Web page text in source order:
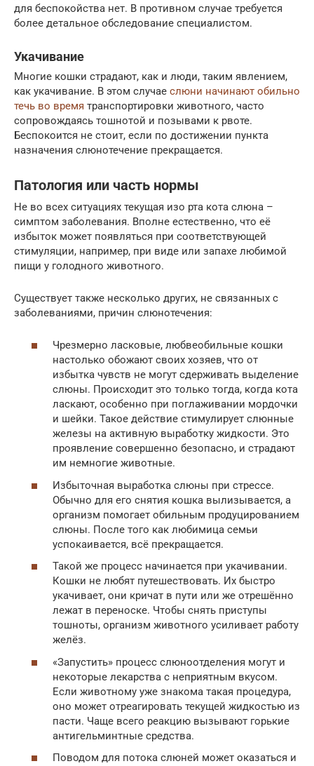
для беспокойства нет. В противном случае требуется
более детальное обследование специалистом.
Укачивание
Многие кошки страдают, как и люди, таким явлением,
как укачивание. В этом случае слюни начинают обильно
течь во время транспортировки животного, часто
сопровождаясь тошнотой и позывами к рвоте.
Беспокоится не стоит, если по достижении пункта
назначения слюнотечение прекращается.
Патология или часть нормы
Не во всех ситуациях текущая изо рта кота слюна –
симптом заболевания. Вполне естественно, что её
избыток может появляться при соответствующей
стимуляции, например, при виде или запахе любимой
пищи у голодного животного.
Существует также несколько других, не связанных с
заболеваниями, причин слюнотечения:
Чрезмерно ласковые, любвеобильные кошки
настолько обожают своих хозяев, что от
избытка чувств не могут сдерживать выделение
слюны. Происходит это только тогда, когда кота
ласкают, особенно при поглаживании мордочки
и шейки. Такое действие стимулирует слюнные
железы на активную выработку жидкости. Это
проявление совершенно безопасно, и страдают
им немногие животные.
Избыточная выработка слюны при стрессе.
Обычно для его снятия кошка вылизывается, а
организм помогает обильным продуцированием
слюны. После того как любимица семьи
успокаивается, всё прекращается.
Такой же процесс начинается при укачивании.
Кошки не любят путешествовать. Их быстро
укачивает, они кричат в пути или же отрешённо
лежат в переноске. Чтобы снять приступы
тошноты, организм животного усиливает работу
желёз.
«Запустить» процесс слюноотделения могут и
некоторые лекарства с неприятным вкусом.
Если животному уже знакома такая процедура,
оно может отреагировать текущей жидкостью из
пасти. Чаще всего реакцию вызывают горькие
антигельминтные средства.
Поводом для потока слюней может оказаться и